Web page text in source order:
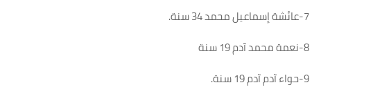
7- عائشة إسماعيل محمد 34 سنة
.
8- نعمة محمد آدم 19 سنة
9- حواء آدم آدم 19 سنة
.